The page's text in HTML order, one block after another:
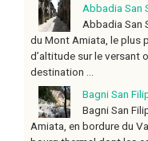
Abbadia San
Abbadia San
du Mont Amiata, le plus
d’altitude sur le versant
destination ...
Bagni San
Bagni San
Amiata, en bordure du